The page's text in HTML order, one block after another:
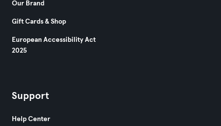
Our Brand
Gift Cards & Shop
European Accessibility Act
2025
Support
Help Center